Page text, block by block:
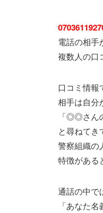
電話の相手
複数人の口
口コミ情報
相手は自分
「◎◎さん
と尋ねてき
警察組織の
特徴がある
通話の中で
「あなた